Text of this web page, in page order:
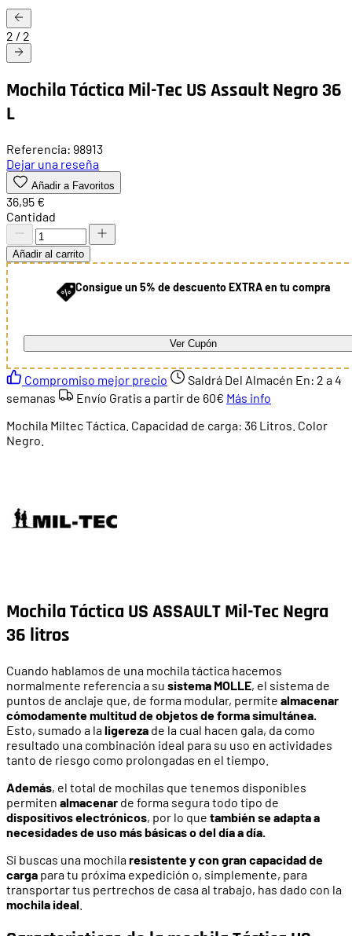
2 / 2
Mochila Táctica Mil-Tec US Assault Negro 36
L
Referencia: 98913
Dejar una reseña
Añadir a Favoritos
36,95 €
Cantidad
Añadir al carrito
Consigue un 5% de descuento EXTRA en tu compra
Ver Cupón
Compromiso mejor precio Saldrá Del Almacén En: 2 a 4
semanas
Envío Gratis a partir de 60€ Más info
Mochila Miltec Táctica. Capacidad de carga: 36 Litros. Color
Negro.
Mochila Táctica US ASSAULT Mil-Tec Negra
36 litros
Cuando hablamos de una mochila táctica hacemos
normalmente referencia a su sistema MOLLE, el sistema de
puntos de anclaje que, de forma modular, permite almacenar
cómodamente multitud de objetos de forma simultánea.
Esto, sumado a laligereza de la cual hacen gala, da como
resultado una combinación ideal para su uso en actividades
tanto de riesgo como prolongadas en el tiempo.
Además, el total de mochilas que tenemos disponibles
permiten almacenar de forma segura todo tipo de
dispositivos electrónicos, por lo que también se adapta a
necesidades de uso más básicas o del día a día.
Si buscas una mochilaresistente y con gran capacidad de
carga para tu próxima expedición o, simplemente, para
transportar tus pertrechos de casa al trabajo, has dado con la
mochila ideal